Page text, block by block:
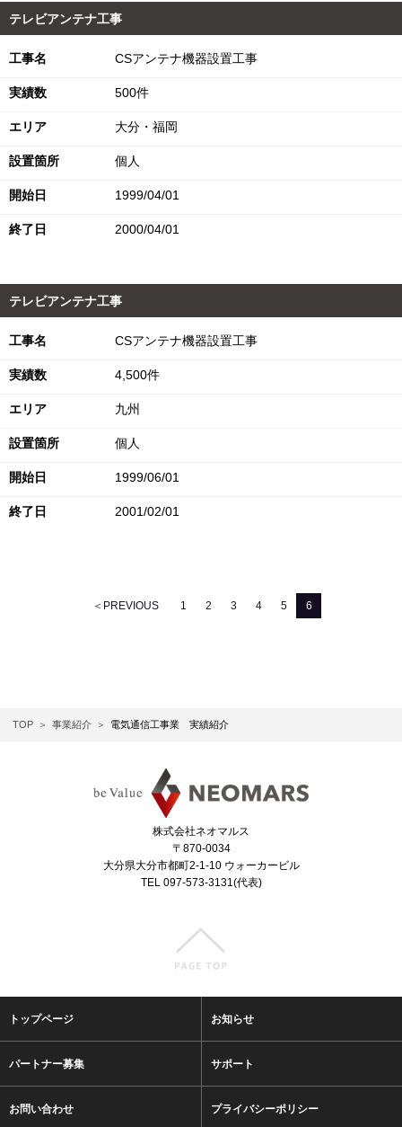
テレビアンテナ工事
工事名 CSアンテナ機器設置工事
実績数 500件
エリア 大分・福岡
設置箇所 個人
開始日 1999/04/01
終了日 2000/04/01
テレビアンテナ工事
工事名 CSアンテナ機器設置工事
実績数 4,500件
エリア 九州
設置箇所 個人
開始日 1999/06/01
終了日 2001/02/01
＜PREVIOUS 1 2 3 4 5 6
TOP 事業紹介 電気通信工事業 実績紹介
株式会社ネオマルス
〒870-0034
大分県大分市都町2-1-10 ウォーカービル
TEL 097-573-3131(代表)
トップページ お知らせ
パートナー募集 サポート
お問い合わせ プライバシーポリシー